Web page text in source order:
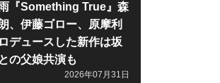
『Something True』森
、伊藤ゴロー、原摩利
デュースした新作は坂
の父娘共演も
2026年07月31日